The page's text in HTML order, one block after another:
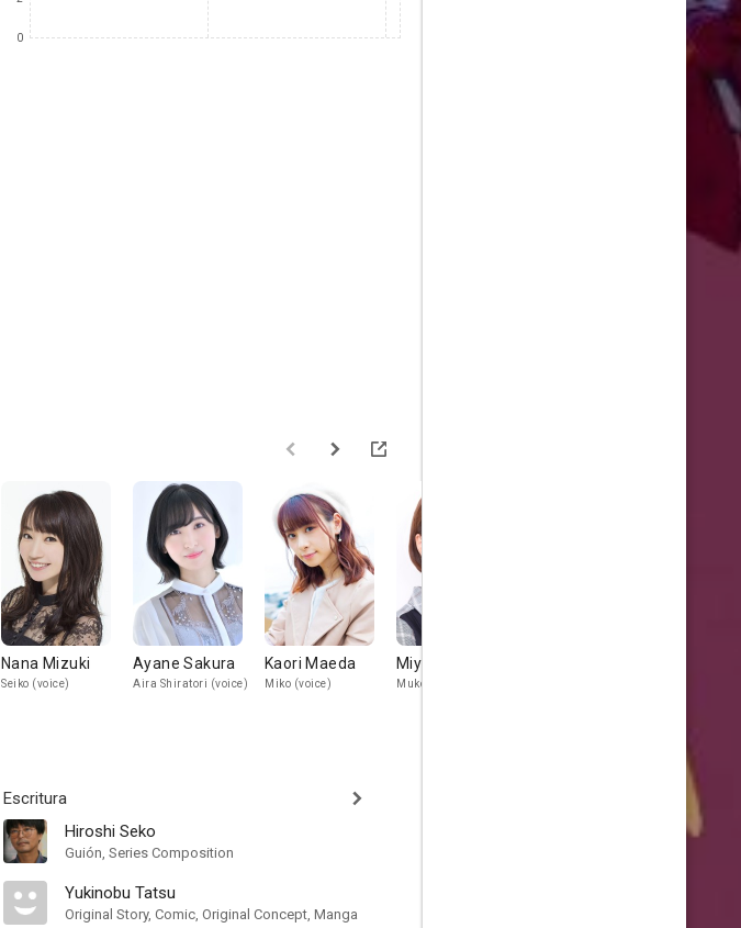
0
Nana Mizuki
Seiko (voice)
Ayane Sakura
Aira Shiratori (voice)
Kaori Maeda
Miko (voice)
Miyu Tomita
Muko (voice)
Escritura
Hiroshi Seko
Guión, Series Composition
Yukinobu Tatsu
Original Story, Comic, Original Concept, Manga